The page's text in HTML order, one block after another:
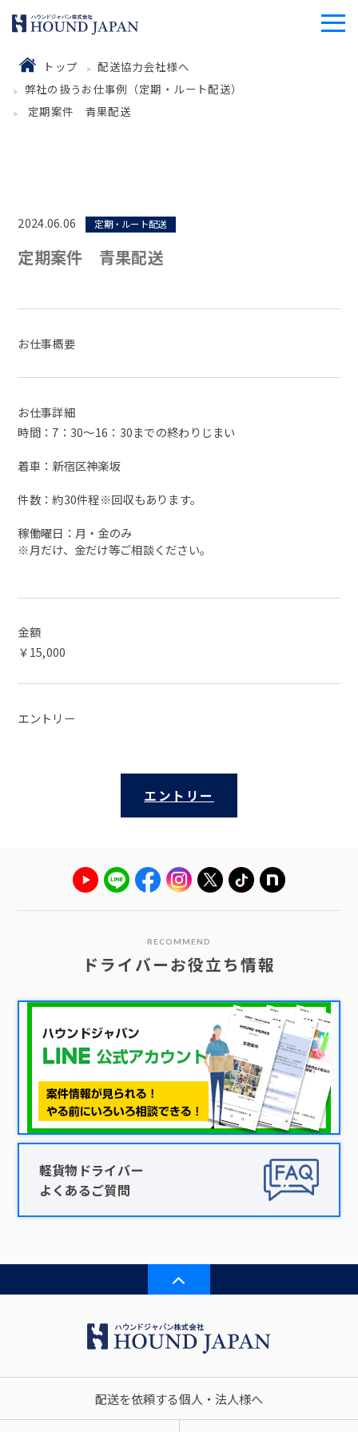
トップ
配送協力会社様へ
弊社の扱うお仕事例（定期・ルート配送）
定期案件 青果配送
2024.06.06 定期・ルート配送
定期案件 青果配送
お仕事概要
お仕事詳細
時間：7：30～16：30までの終わりじまい
着車：新宿区神楽坂
件数：約30件程※回収もあります。
稼働曜日：月・金のみ
※月だけ、金だけ等ご相談ください。
金額
￥15,000
エントリー
エントリー
RECOMMEND
ドライバーお役立ち情報
軽貨物ドライバー
よくあるご質問
配送を依頼する個人・法人様へ